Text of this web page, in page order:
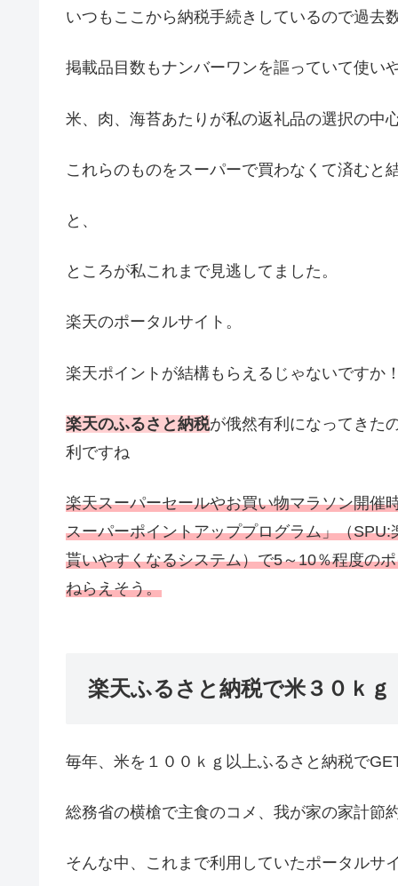
いつもここから納税手続きしているので過去
掲載品目数もナンバーワンを謳っていて使い
米、肉、海苔あたりが私の返礼品の選択の中
これらのものをスーパーで買わなくて済むと
と、
ところが私これまで見逃してました。
楽天のポータルサイト。
楽天ポイントが結構もらえるじゃないですか
楽天のふるさと納税が俄然有利になってきた
利ですね
楽天スーパーセールやお買い物マラソン開催
スーパーポイントアッププログラム」（
貰いやすくなるシステム）で5～10％程度の
ねらえそう。
楽天ふるさと納税で米３０ｋｇ
毎年、米を１００ｋｇ以上ふるさと納税で
総務省の横槍で主食のコメ、我が家の家計節
そんな中、これまで利用していたポータルサ